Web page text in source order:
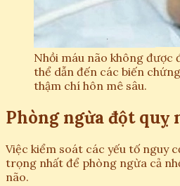
Nhồi máu não không
thể dẫn đến các biến
thậm chí hôn mê sâu.
Phòng ngừa đột quỵ
Việc kiểm soát các yếu tố nguy
trọng nhất để phòng ngừa cả
não.